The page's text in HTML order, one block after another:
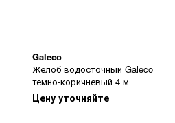
Galeco
Желоб водосточный Galeco
темно-коричневый 4 м
Цену уточняйте